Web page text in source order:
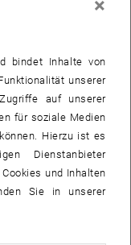
Lebensstile
Demgegenüber gibt
innovativen
In vielen
gefordert. Im Projekt
voranzubringen,
und mit
×
bindet Inhalte von
unserer
auf unserer
für soziale Medien
Hierzu ist es
Dienstanbieter
und Inhalten
Sie in unserer